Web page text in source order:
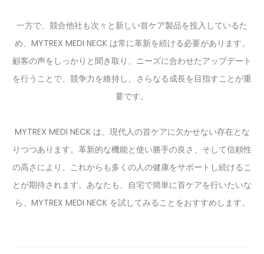
一方で、競合他社も次々と新しい首ケア製品を投入しているた
め、MYTREX MEDI NECK は常に革新を続ける必要があります。
顧客の声をしっかりと聞き取り、ニーズに合わせたアップデート
を行うことで、競争力を維持し、さらなる成長を目指すことが重
要です。
MYTREX MEDI NECK は、現代人の首ケアに欠かせない存在とな
りつつあります。革新的な機能と使い勝手の良さ、そして信頼性
の高さにより、これからも多くの人の健康をサポートし続けるこ
とが期待されます。あなたも、自宅で簡単に首ケアを行いたいな
ら、MYTREX MEDI NECK を試してみることをおすすめします。